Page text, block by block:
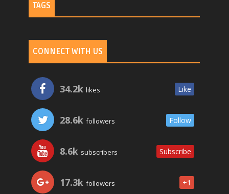
TAGS
CONNECT WITH US
34.2k likes Like
28.6k followers Follow
8.6k subscribers Subscribe
17.3k followers +1